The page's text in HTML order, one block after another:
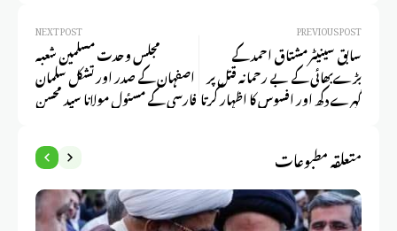
PREVIOUS POST
سابق سینیٹر مشتاق احمد کے
بڑےبھائی کے بے رحمانہ قتل پر
گہرے دکھ اور افسوس کا اظہار کرتا
سوز اور قابلِ مذمت
ہے،سینیٹرعلامہ راجہ ناصرعباس
NEXT POST
مجلس وحدت مسلمین شعبہ
اصفہان کے صدر اور تشکل سلمان
فارسی کے مسئول مولانا سید محسن
سے دفاع متعلقہ مطبوعات